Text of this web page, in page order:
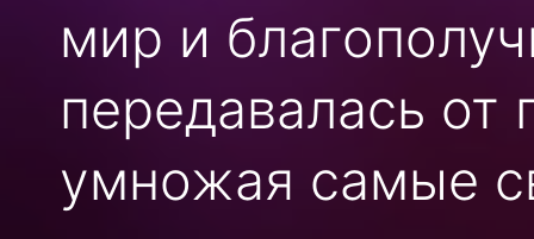
мир и
передавалась от
умножая самые